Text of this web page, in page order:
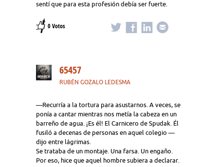
sentí que para esta profesión debía ser fuerte.
0 Votos
65457
RUBÉN GOZALO LEDESMA
—Recurría a la tortura para asustarnos. A veces, se
ponía a cantar mientras nos metía la cabeza en un
barreño de agua. ¡Es él! El Carnicero de Spudak. Él
fusiló a decenas de personas en aquel colegio —
dijo entre lágrimas.
Se trataba de un montaje. Una farsa. Un engaño.
Por eso, hice que aquel hombre subiera a declarar.